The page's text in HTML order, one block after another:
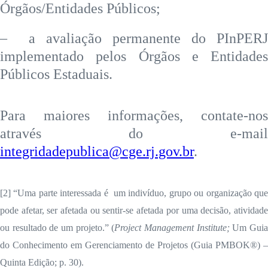
Órgãos/Entidades Públicos;
– a avaliação permanente do PInPERJ
implementado pelos Órgãos e Entidades
Públicos Estaduais.
Para maiores informações, contate-nos
através do e-mail
integridadepublica@cge.rj.gov.br.
[2] “Uma parte interessada é um indivíduo, grupo ou organização que
pode afetar, ser afetada ou sentir-se afetada por uma decisão, atividade
ou resultado de um projeto.” (Project Management Institute; Um Guia
do Conhecimento em Gerenciamento de Projetos (Guia PMBOK®) –
Quinta Edição; p. 30).